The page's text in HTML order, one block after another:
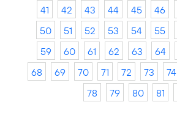
41
42 43 44 45 46
50
51 52 53 54 55
59
60 61 62 63 64
68
69 70 71 72 73 74
78
79 80 81